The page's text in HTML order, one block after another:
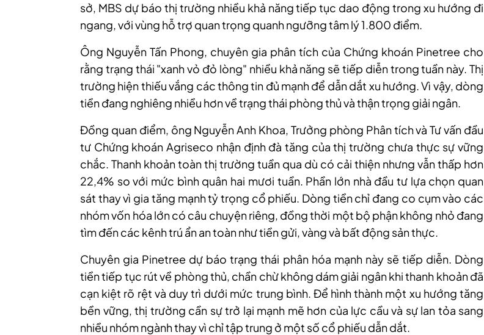
sở, MBS dự báo thị trường nhiều khả năng tiếp tục dao động trong xu hướng đi
ngang, với vùng hỗ trợ quan trọng quanh ngưỡng tâm lý 1.800 điểm.
Ông Nguyễn Tấn Phong, chuyên gia phân tích của Chứng khoán Pinetree cho
rằng trạng thái "xanh vỏ đỏ lòng" nhiều khả năng sẽ tiếp diễn trong tuần này. Thị
trường hiện thiếu vắng các thông tin đủ mạnh để dẫn dắt xu hướng. Vì vậy, dòng
tiền đang nghiêng nhiều hơn về trạng thái phòng thủ và thận trọng giải ngân.
Đồng quan điểm, ông Nguyễn Anh Khoa, Trưởng phòng Phân tích và Tư vấn đầu
tư Chứng khoán Agriseco nhận định đà tăng của thị trường chưa thực sự vững
chắc. Thanh khoản toàn thị trường tuần qua dù có cải thiện nhưng vẫn thấp hơn
22,4% so với mức bình quân hai mươi tuần. Phần lớn nhà đầu tư lựa chọn quan
sát thay vì gia tăng mạnh tỷ trọng cổ phiếu. Dòng tiền chỉ đang co cụm vào các
nhóm vốn hóa lớn có câu chuyện riêng, đồng thời một bộ phận không nhỏ đang
tìm đến các kênh trú ẩn an toàn như tiền gửi, vàng và bất động sản thực.
Chuyên gia Pinetree dự báo trạng thái phân hóa mạnh này sẽ tiếp diễn. Dòng
tiền tiếp tục rút về phòng thủ, chần chừ không dám giải ngân khi thanh khoản đã
cạn kiệt rõ rệt và duy trì dưới mức trung bình. Để hình thành một xu hướng tăng
bền vững, thị trường cần sự trở lại mạnh mẽ hơn của lực cầu và sự lan tỏa sang
nhiều nhóm ngành thay vì chỉ tập trung ở một số cổ phiếu dẫn dắt.